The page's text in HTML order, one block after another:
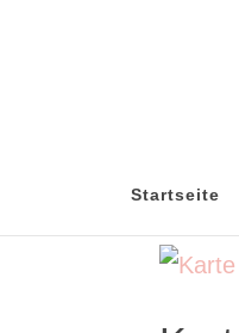
Startseite